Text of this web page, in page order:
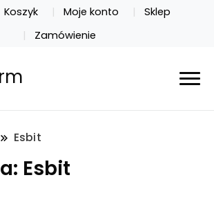
Koszyk Moje konto
Sklep
Zamówienie
Esbit
Esbit